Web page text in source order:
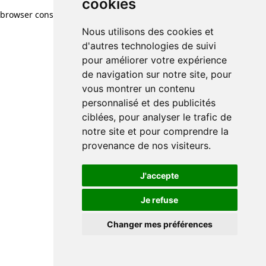
cookies
Nous utilisons des cookies et
d'autres technologies de suivi
pour améliorer votre expérience
de navigation sur notre site, pour
vous montrer un contenu
personnalisé et des publicités
ciblées, pour analyser le trafic de
notre site et pour comprendre la
provenance de nos visiteurs.
J'accepte
Je refuse
Changer mes préférences
browser console for more information)